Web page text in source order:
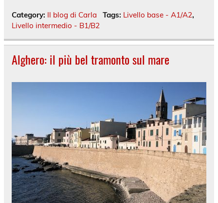
Category: Il blog di Carla Tags: Livello base - A1/A2,
Livello intermedio - B1/B2
Alghero: il più bel tramonto sul mare